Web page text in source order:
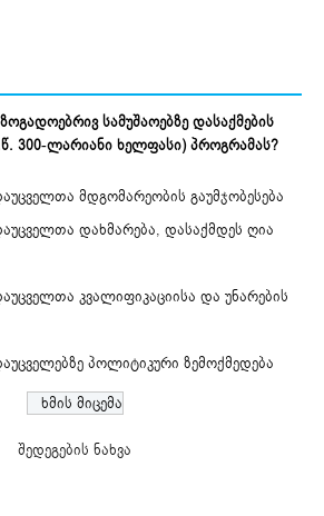
სამუშაოებზე დასაქმების
300-ლარიანი ხელფასი) პროგრამას?
მდგომარეობის გაუმჯობესება
დახმარება, დასაქმდეს ღია
კვალიფიკაციისა და უნარების
პოლიტიკური ზემოქმედება
შედეგების ნახვა